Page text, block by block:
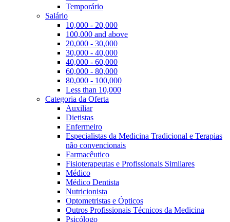
Temporário
Salário
10,000 - 20,000
100,000 and above
20,000 - 30,000
30,000 - 40,000
40,000 - 60,000
60,000 - 80,000
80,000 - 100,000
Less than 10,000
Categoria da Oferta
Auxiliar
Dietistas
Enfermeiro
Especialistas da Medicina Tradicional e Terapias
não convencionais
Farmacêutico
Fisioterapeutas e Profissionais Similares
Médico
Médico Dentista
Nutricionista
Optometristas e Ópticos
Outros Profissionais Técnicos da Medicina
Psicólogo